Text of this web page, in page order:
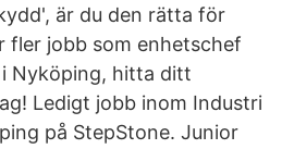
är du den rätta för
fler jobb som enhetschef
Nyköping, hitta ditt
Ledigt jobb inom Industri
på StepStone. Junior